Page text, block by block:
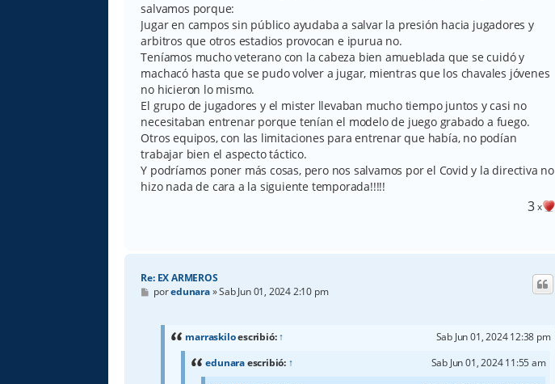
salvamos porque:
Jugar en campos sin público ayudaba a salvar la presión hacia jugadores y
arbitros que otros estadios provocan e ipurua no.
Teníamos mucho veterano con la cabeza bien amueblada que se cuidó y
machacó hasta que se pudo volver a jugar, mientras que los chavales jóvenes
no hicieron lo mismo.
El grupo de jugadores y el mister llevaban mucho tiempo juntos y casi no
necesitaban entrenar porque tenían el modelo de juego grabado a fuego.
Otros equipos, con las limitaciones para entrenar que había, no podían
trabajar bien el aspecto táctico.
Y podríamos poner más cosas, pero nos salvamos por el Covid y la directiva no
hizo nada de cara a la siguiente temporada!!!!!
3x
Re: EX ARMEROS
M
e
poredunara»Sab Jun 01, 2024 2:10 pm
marraskiloescribió:↑
Sab Jun 01, 2024 12:38 pm
edunaraescribió: ↑
Sab Jun 01, 2024 11:55 am